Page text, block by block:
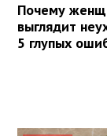
Почему
выглядит
5 глупых